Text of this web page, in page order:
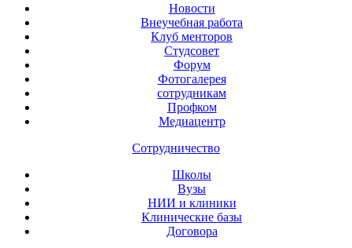
Новости
Внеучебная работа
Клуб менторов
Студсовет
Форум
Фотогалерея
сотрудникам
Профком
Медиацентр
Сотрудничество
Школы
Вузы
НИИ и клиники
Клинические базы
Договора